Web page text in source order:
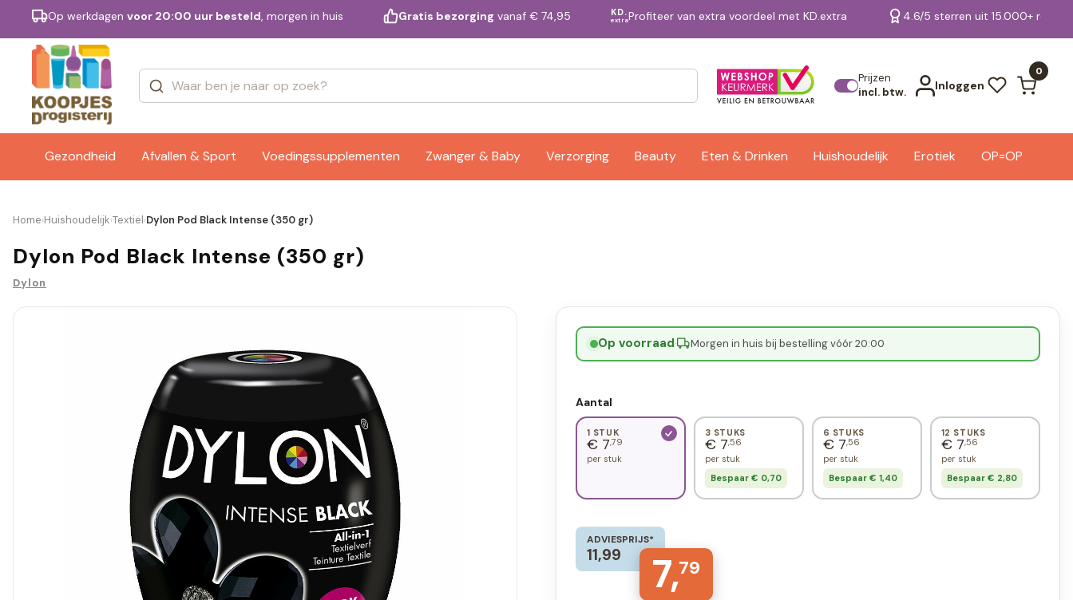
Op werkdagen voor 20:00 uur besteld, morgen in huis Gratis bezorging vanaf € 74,95 KD.
extraProfiteer van extra voordeel met KD.extra 4.6/5 sterren uit 15.000+
Prijzen
incl. btw.
Inloggen
0
Gezondheid Afvallen & Sport Voedingssupplementen Zwanger & Baby Verzorging Beauty Eten & Drinken Huishoudelijk Erotiek OP=OP
Merken Bekijk alle resultaten
Home›Huishoudelijk›Textiel›Dylon Pod Black Intense (350 gr)
Dylon Pod Black Intense (350 gr)
Dylon
Op voorraad· Morgen in huis bij bestelling vóór 20:00
Aantal
1 STUK
€ 7,79
per stuk
3 STUKS
€ 7,56
per stuk
Bespaar € 0,70
6 STUKS
€ 7,56
per stuk
Bespaar € 1,40
12 STUKS
€ 7,56
per stuk
Bespaar € 2,80
ADVIESPRIJS*
11,99 7,79